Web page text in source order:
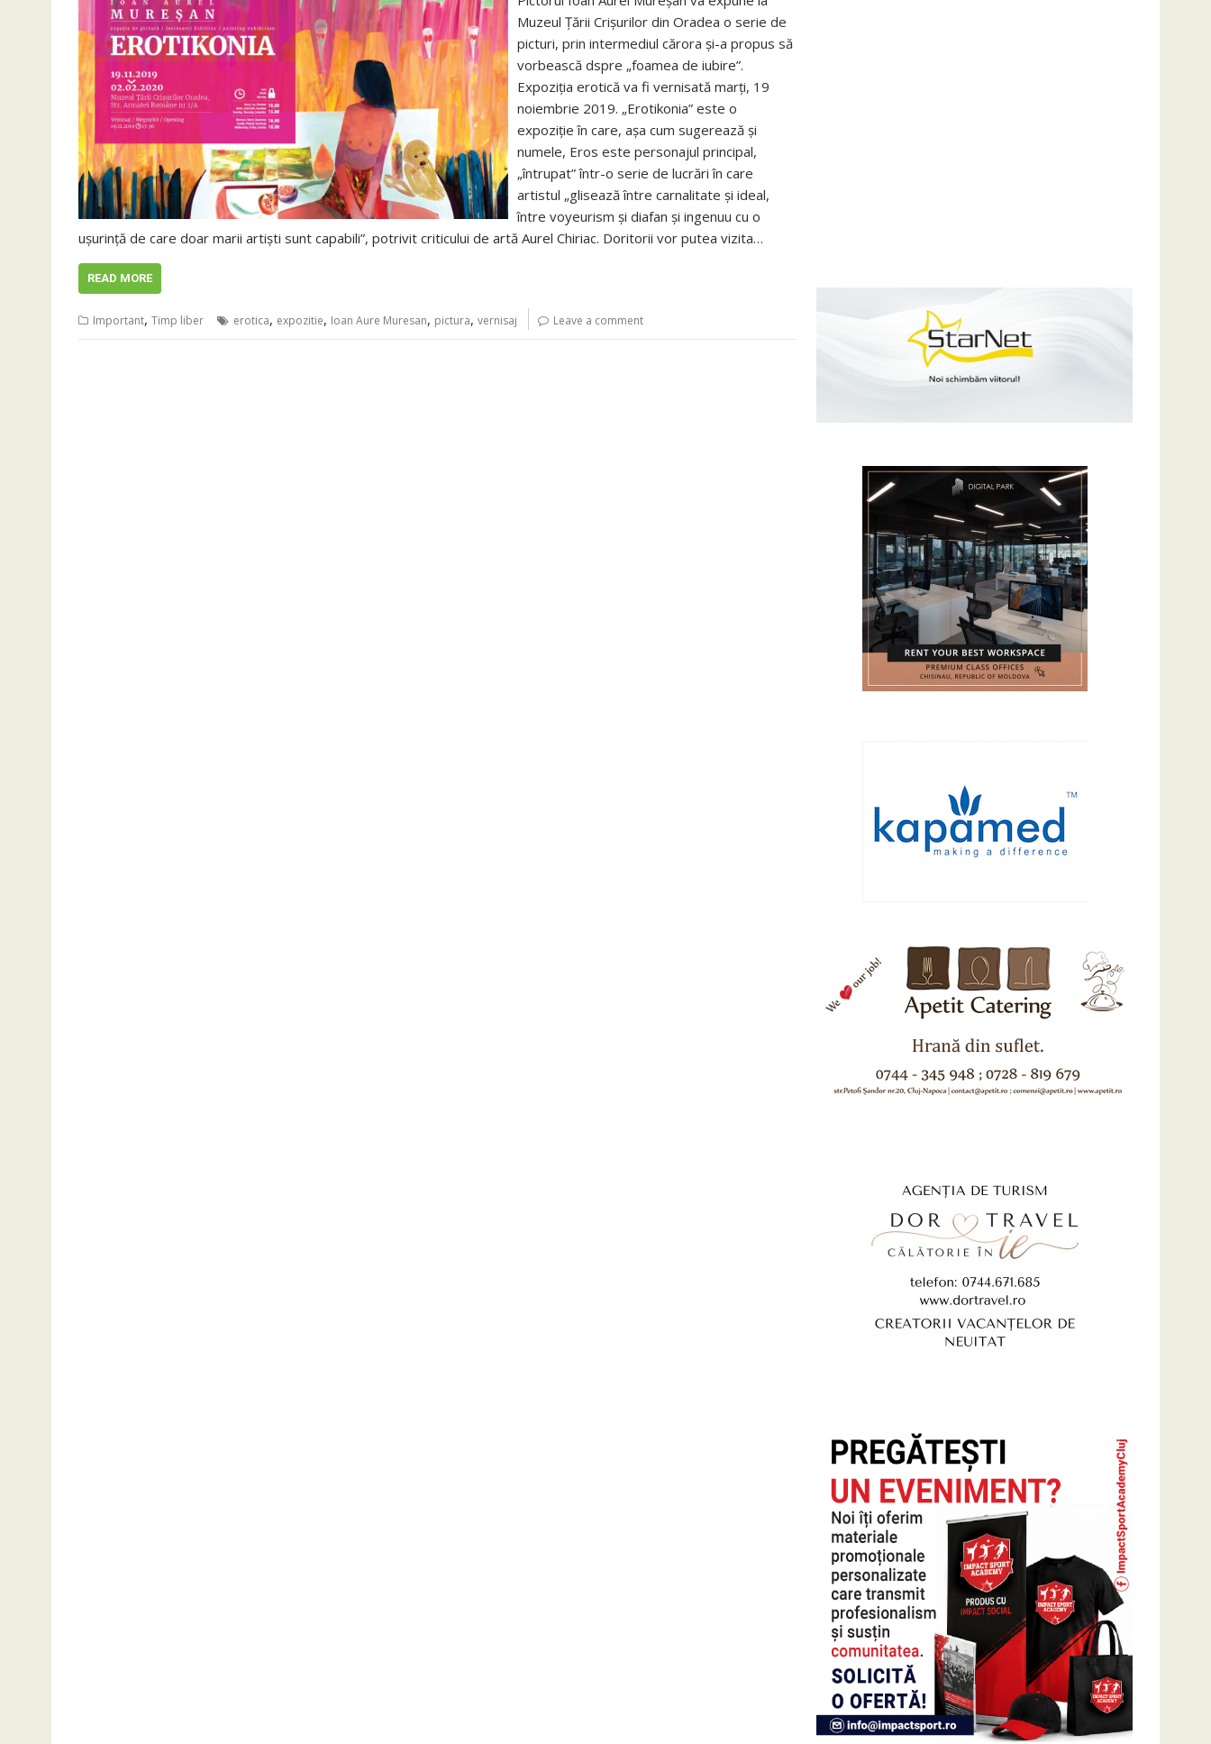
Muzeul Ţării Crişurilor din Oradea o serie de
picturi, prin intermediul cărora şi-a propus să
vorbească dspre „foamea de iubire”.
Expoziţia erotică va fi vernisată marţi, 19
noiembrie 2019. „Erotikonia” este o
expoziţie în care, aşa cum sugerează şi
numele, Eros este personajul principal,
„întrupat” într-o serie de lucrări în care
artistul „glisează între carnalitate şi ideal,
între voyeurism şi diafan şi ingenuu cu o
uşurinţă de care doar marii artişti sunt capabili”, potrivit criticului de artă Aurel Chiriac. Doritorii vor putea vizita…
READ MORE
Important, Timp liber erotica, expozitie, Ioan Aure Muresan, pictura, vernisaj Leave a comment